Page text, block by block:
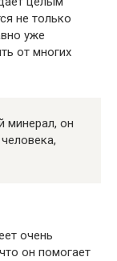
не только
уже
от многих
минерал, он
очень
он помогает